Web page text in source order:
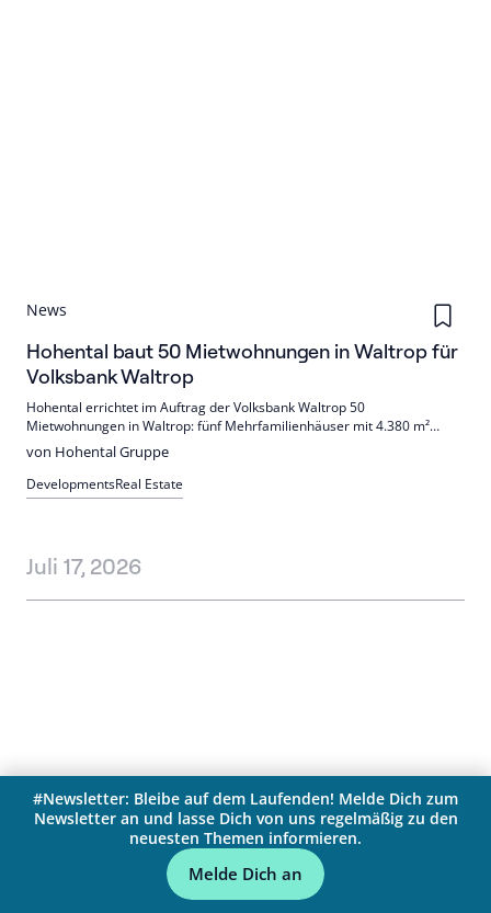
News
Hohental baut 50 Mietwohnungen in Waltrop für
Volksbank Waltrop
Hohental errichtet im Auftrag der Volksbank Waltrop 50
Mietwohnungen in Waltrop: fünf Mehrfamilienhäuser mit 4.380 m²
Wohnfläche. Die 2- bis 4-Zimmer-Wohnungen (59–117 m²) erhalten u.
a. PV und Wärmepumpe. Baubeginn ist für Q3/2026 geplant.
von Hohental Gruppe
DevelopmentsReal Estate
Juli 17, 2026
#Newsletter: Bleibe auf dem Laufenden! Melde Dich zum
Newsletter an und lasse Dich von uns regelmäßig zu den
neuesten Themen informieren.
Melde Dich an